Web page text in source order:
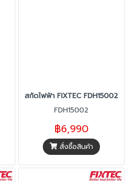
สกัดไฟฟ้า FIXTEC FDH15002
FDH15002
฿6,990
สั่งซื้อสินค้า